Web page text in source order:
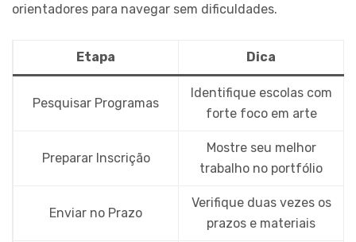
orientadores para navegar sem dificuldades.
Etapa Dica
Pesquisar Programas
Identifique escolas com
forte foco em arte
Preparar Inscrição
Mostre seu melhor
trabalho no portfólio
Enviar no Prazo
Verifique duas vezes os
prazos e materiais